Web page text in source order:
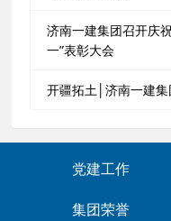
济南一建集团召开庆
一”表彰大会
开疆拓土│济南一建
党建工作
集团荣誉